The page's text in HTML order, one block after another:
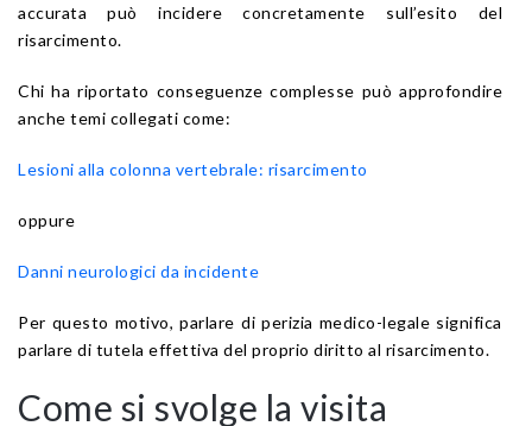
accurata può incidere concretamente sull’esito del
risarcimento.
Chi ha riportato conseguenze complesse può approfondire
anche temi collegati come:
Lesioni alla colonna vertebrale: risarcimento
oppure
Danni neurologici da incidente
Per questo motivo, parlare di perizia medico-legale significa
parlare di tutela effettiva del proprio diritto al risarcimento.
Come si svolge la visita